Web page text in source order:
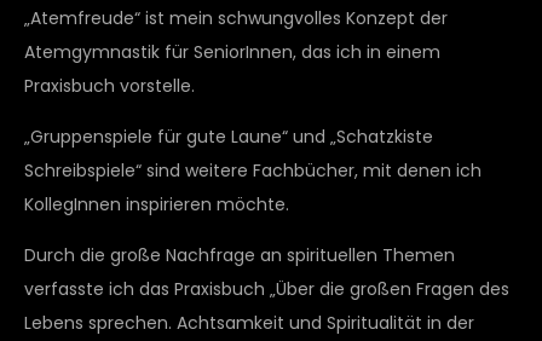
„Atemfreude“ ist mein schwungvolles Konzept der
Atemgymnastik für SeniorInnen, das ich in einem
Praxisbuch vorstelle.
„Gruppenspiele für gute Laune“ und „Schatzkiste
Schreibspiele“ sind weitere Fachbücher, mit denen ich
KollegInnen inspirieren möchte.
Durch die große Nachfrage an spirituellen Themen
verfasste ich das Praxisbuch „Über die großen Fragen des
Lebens sprechen. Achtsamkeit und Spiritualität in der